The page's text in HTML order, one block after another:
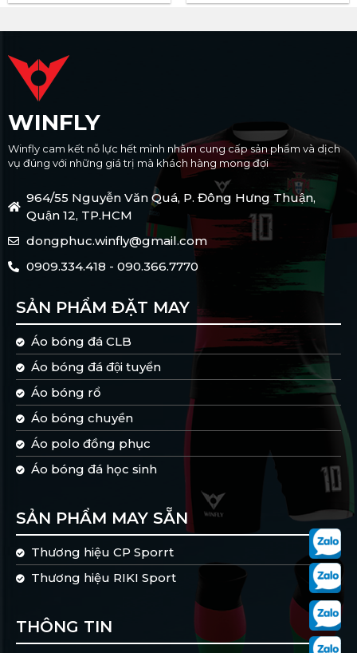
WINFLY
Winfly cam kết nỗ lực hết mình nhằm cung cấp sản phẩm và dịch
vụ đúng với những giá trị mà khách hàng mong đợi
964/55 Nguyễn Văn Quá, P. Đông Hưng Thuận,
Quận 12, TP.HCM
dongphuc.winfly@gmail.com
0909.334.418 - 090.366.7770
SẢN PHẨM ĐẶT MAY
Áo bóng đá CLB
Áo bóng đá đội tuyển
Áo bóng rổ
Áo bóng chuyền
Áo polo đồng phục
Áo bóng đá học sinh
SẢN PHẨM MAY SẴN
Thương hiệu CP Sporrt
Thương hiệu RIKI Sport
THÔNG TIN